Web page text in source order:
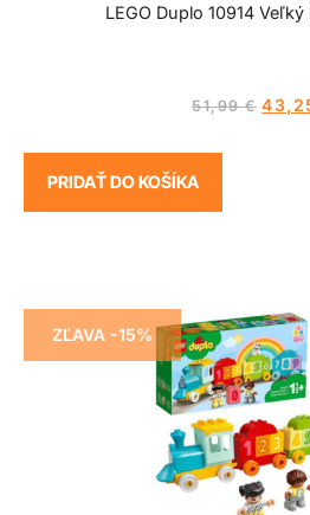
LEGO Duplo 10914
51,99€
PRIDAŤ DO KOŠÍKA
ZĽAVA -15%